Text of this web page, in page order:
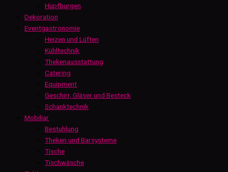
Hüpfburgen
Dekoration
Eventgastronomie
Heizen und Lüften
Kühltechnik
Thekenausstattung
Catering
Equipment
Geschirr, Gläser und Besteck
Schanktechnik
Mobiliar
Bestuhlung
Theken und Barsysteme
Tische
Tischwäsche